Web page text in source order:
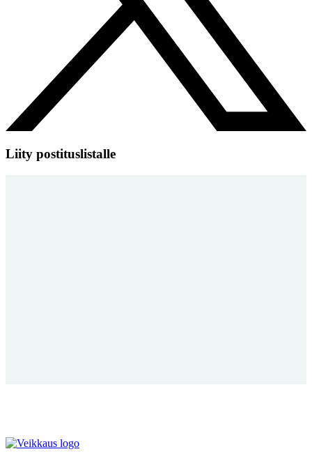
Liity postituslistalle